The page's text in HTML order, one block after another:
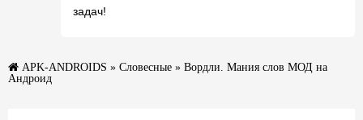
задач!
APK-ANDROIDS » Словесные » Вордли. Мания слов МОД на
Андроид